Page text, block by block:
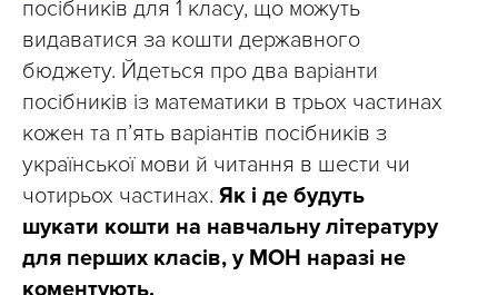
посібників для 1 класу, що можуть
видаватися за кошти державного
бюджету. Йдеться про два варіанти
посібників із математики в трьох частинах
кожен та п’ять варіантів посібників з
української мови й читання в шести чи
чотирьох частинах. Як і де будуть
шукати кошти на навчальну літературу
для перших класів, у МОН наразі не
коментують.